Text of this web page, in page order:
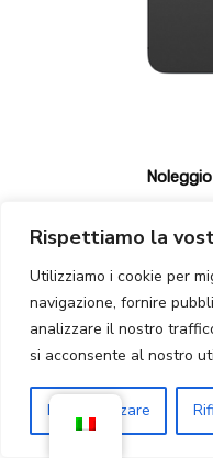
Rispettiamo la
Utilizziamo i cookie per
navigazione, fornire
analizzare il nostro
si acconsente al nostro
Personalizzare